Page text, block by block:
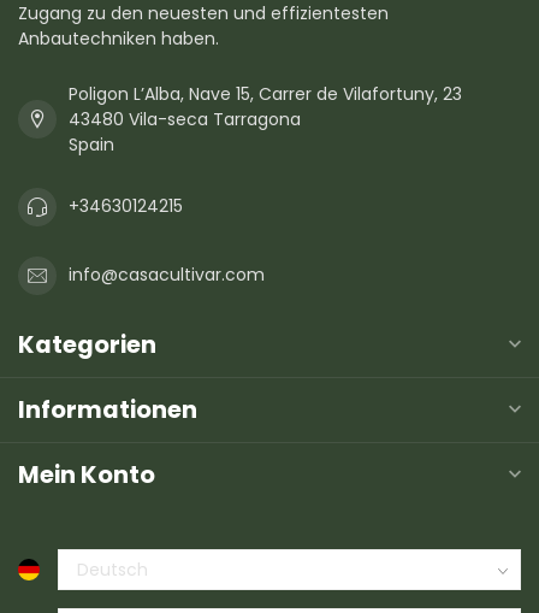
Zugang zu den neuesten und effizientesten
Anbautechniken haben.
Poligon L’Alba, Nave 15, Carrer de Vilafortuny, 23
43480 Vila-seca Tarragona
Spain
+34630124215
info@casacultivar.com
Kategorien
Informationen
Mein Konto